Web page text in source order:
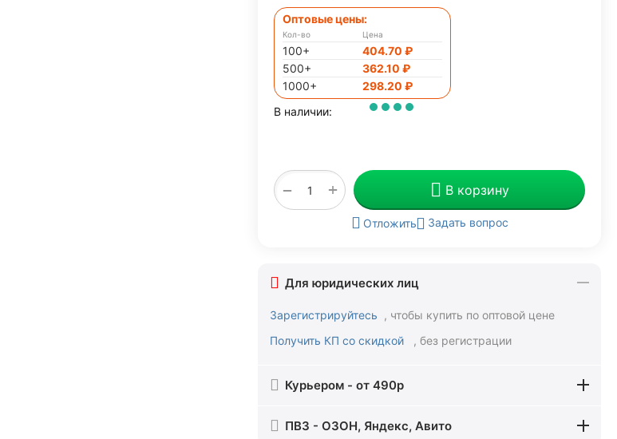
Оптовые цены:
Кол-во
100+
500+
1000+
Цена
404.70 ₽
362.10 ₽
298.20 ₽
В наличии:
+
− В корзину
Отложить Задать вопрос
Для юридических лиц
Зарегистрируйтесь , чтобы купить по оптовой цене
Получить КП со скидкой
, без регистрации
Курьером - от 490р
ПВЗ - ОЗОН, Яндекс, Авито